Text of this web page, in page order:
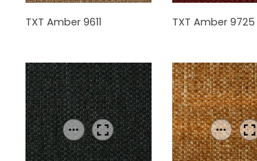
TXT Amber 9611 TXT Amber 9725